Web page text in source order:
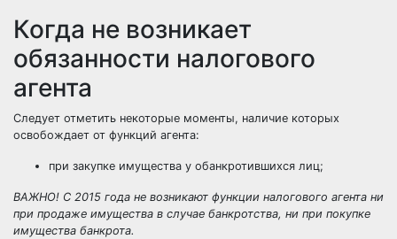
Когда не возникает
обязанности налогового
агента
Следует отметить некоторые моменты, наличие которых
освобождает от функций агента:
при закупке имущества у обанкротившихся лиц;
ВАЖНО! С 2015 года не возникают функции налогового агента ни
при продаже имущества в случае банкротства, ни при покупке
имущества банкрота.